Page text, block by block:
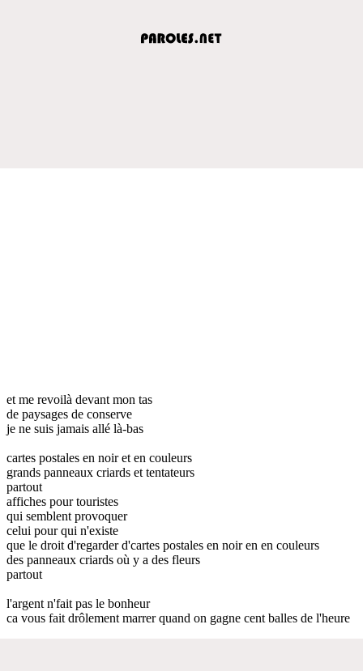
et me revoilà devant mon tas
de paysages de conserve
je ne suis jamais allé là-bas
cartes postales en noir et en couleurs
grands panneaux criards et tentateurs
partout
affiches pour touristes
qui semblent provoquer
celui pour qui n'existe
que le droit d'regarder d'cartes postales en noir en en couleurs
des panneaux criards où y a des fleurs
partout
l'argent n'fait pas le bonheur
ca vous fait drôlement marrer quand on gagne cent balles de l'heure